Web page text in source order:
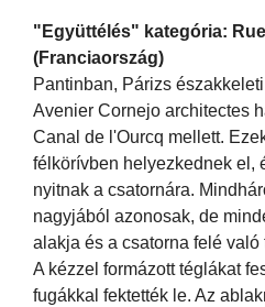
"Együttélés" kategória:
(Franciaország)
Pantinban, Párizs
Avenier Cornejo architectes
Canal de l'Ourcq mellett.
félkörívben helyezkednek el,
nyitnak a csatornára.
nagyjából azonosak, de
alakja és a csatorna felé
A kézzel formázott téglákat
fugákkal fektették le. Az